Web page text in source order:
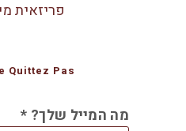
פריזאית
Quittez Pas
מה המייל שלך? *